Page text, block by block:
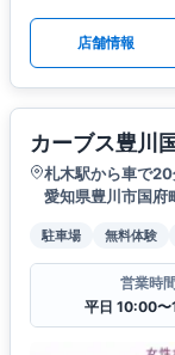
店舗情報
カーブス豊川
札木駅から車で
愛知県豊川市国
駐車場 無料体験
営業時
平日 10:00